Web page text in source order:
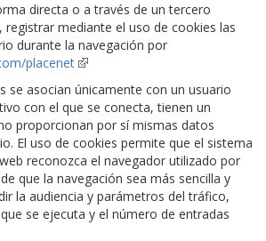
directa o a través de un tercero
mediante el uso de cookies las
durante la navegación por
placenet
se asocian únicamente con un usuario
con el que se conecta, tienen un
proporcionan por sí mismas datos
El uso de cookies permite que el sistema
reconozca el navegador utilizado por
que la navegación sea más sencilla y
la audiencia y parámetros del tráfico,
se ejecuta y el número de entradas